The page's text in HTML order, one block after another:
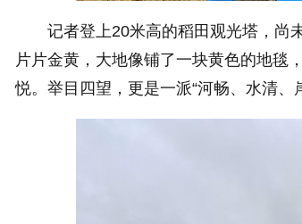
记者登上20米高的稻田观光塔，尚
片片金黄，大地像铺了一块黄色的地毯
悦。举目四望，更是一派“河畅、水清、